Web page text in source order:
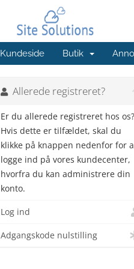
Kundeside Butik
Allerede registreret?
Er du allerede registreret hos os?
Hvis dette er tilfældet, skal du
klikke på knappen nedenfor for
logge ind på vores kundecenter,
hvorfra du kan administrere din
konto.
Log ind
Adgangskode nulstilling